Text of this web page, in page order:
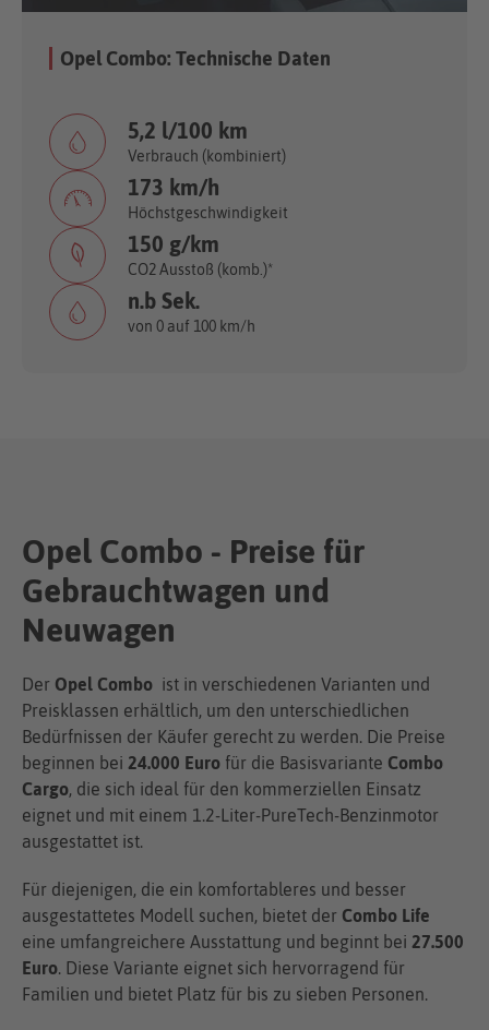
Opel Combo: Technische Daten
5,2 l/100 km
Verbrauch (kombiniert)
173 km/h
Höchstgeschwindigkeit
150 g/km
CO2 Ausstoß (komb.)*
n.b Sek.
von 0 auf 100 km/h
Opel Combo - Preise für
Gebrauchtwagen und
Neuwagen
Der Opel Combo ist in verschiedenen Varianten und
Preisklassen erhältlich, um den unterschiedlichen
Bedürfnissen der Käufer gerecht zu werden. Die Preise
beginnen bei 24.000 Euro für die Basisvariante Combo
Cargo, die sich ideal für den kommerziellen Einsatz
eignet und mit einem 1.2-Liter-PureTech-Benzinmotor
ausgestattet ist.
Für diejenigen, die ein komfortableres und besser
ausgestattetes Modell suchen, bietet der Combo Life
eine umfangreichere Ausstattung und beginnt bei 27.500
Euro. Diese Variante eignet sich hervorragend für
Familien und bietet Platz für bis zu sieben Personen.